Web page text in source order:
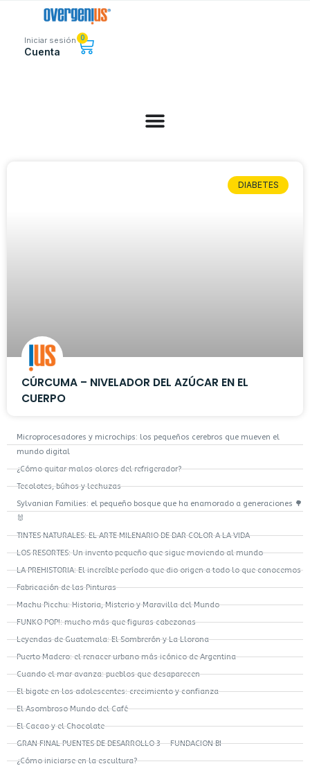
Iniciar sesión
Cuenta
0
DIABETES
CÚRCUMA – NIVELADOR DEL AZÚCAR EN EL
CUERPO
Microprocesadores y microchips: los pequeños cerebros que mueven el
mundo digital
¿Cómo quitar malos olores del refrigerador?
Tecolotes, búhos y lechuzas
Sylvanian Families: el pequeño bosque que ha enamorado a generaciones 🌳
🐰
TINTES NATURALES: EL ARTE MILENARIO DE DAR COLOR A LA VIDA
LOS RESORTES: Un invento pequeño que sigue moviendo al mundo
LA PREHISTORIA: El increíble período que dio origen a todo lo que conocemos
Fabricación de las Pinturas
Machu Picchu: Historia, Misterio y Maravilla del Mundo
FUNKO POP!: mucho más que figuras cabezonas
Leyendas de Guatemala: El Sombrerón y La Llorona
Puerto Madero: el renacer urbano más icónico de Argentina
Cuando el mar avanza: pueblos que desaparecen
El bigote en los adolescentes: crecimiento y confianza
El Asombroso Mundo del Café
El Cacao y el Chocolate
GRAN FINAL PUENTES DE DESARROLLO 3 – FUNDACION BI
¿Cómo iniciarse en la escultura?